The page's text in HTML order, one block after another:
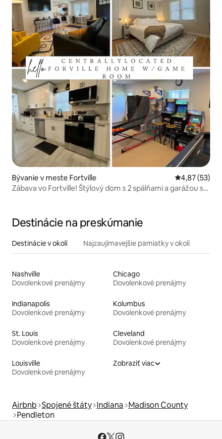
Bývanie v meste Fortville Priemerné
4,87 (53)
Zábava vo Fortville! Štýlový dom s 2 spálňami a garážou s
Destinácie na preskúmanie
Destinácie v okolí Najzaujímavejšie pamiatky v okolí
Nashville
Dovolenkové prenájmy
Chicago
Dovolenkové prenájmy
Indianapolis
Dovolenkové prenájmy
Kolumbus
Dovolenkové prenájmy
St. Louis
Dovolenkové prenájmy
Cleveland
Dovolenkové prenájmy
Louisville
Dovolenkové prenájmy
Zobraziť viac
Airbnb Spojené štáty Indiana Madison County
Pendleton